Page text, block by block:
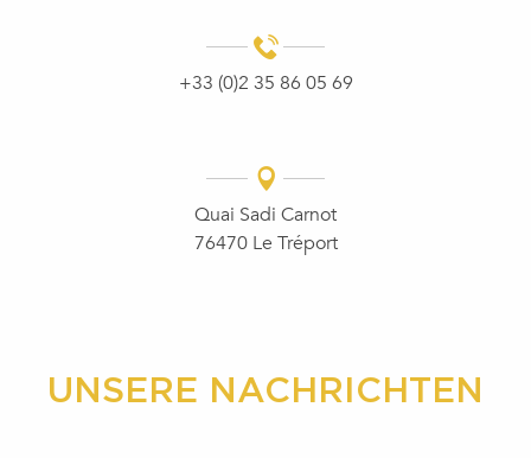
+33 (0)2 35 86 05 69
Quai Sadi Carnot
76470 Le Tréport
UNSERE NACHRICHTEN